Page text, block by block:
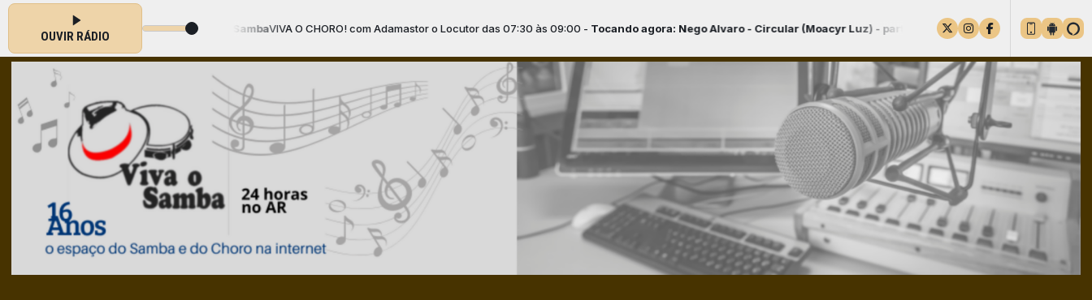
OUVIR RÁDIO
Mart´nalia - CD Cria do SambaVIVA O CHORO! com Adamastor o Locutor das 07:30 às 09:00 - Tocando agora: Nego Alvaro - Circular (Moacyr Luz) - part. Mart´nalia - CD Cria do Samba